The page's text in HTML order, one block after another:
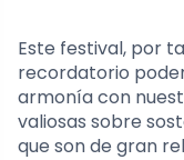
Este festival, por
recordatorio
armonía con
valiosas sobre
que son de gran